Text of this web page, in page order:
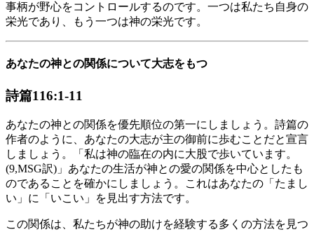
事柄が野心をコントロールするのです。一つは私たち自身の
栄光であり、もう一つは神の栄光です。
あなたの神との関係について大志をもつ
詩篇116:1-11
あなたの神との関係を優先順位の第一にしましょう。詩篇の
作者のように、あなたの大志が主の御前に歩むことだと宣言
しましょう。「私は神の臨在の内に大股で歩いています。
(9,MSG訳)」あなたの生活が神との愛の関係を中心としたも
のであることを確かにしましょう。これはあなたの「たまし
い」に「いこい」を見出す方法です。
この関係は、私たちが神の助けを経験する多くの方法を見つ